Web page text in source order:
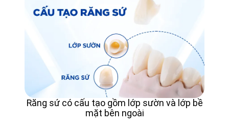
Răng sứ có cấu tạo gồm lớp sườn và lớp bề
mặt bên ngoài